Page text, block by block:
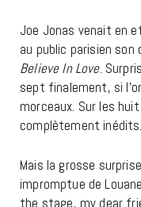
Joe Jonas venait en
au public parisien son
Believe In Love.
sept finalement, si
morceaux. Sur les
complètement inédits.
Mais la grosse
impromptue de
the stage, my dear